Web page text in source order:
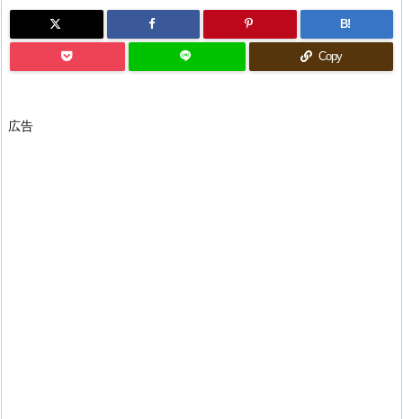

B!
Copy
広告